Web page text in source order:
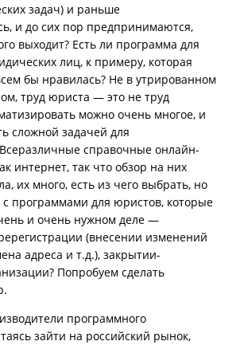
задач) и раньше
и до сих пор предпринимаются,
выходит? Есть ли программа для
лиц, к примеру, которая
бы нравилась? Не в утрированном
труд юриста — это не труд
можно очень многое, и
сложной задачей для
справочные онлайн-
интернет, так что обзор на них
их много, есть из чего выбрать, но
программами для юристов, которые
и очень нужном деле —
(внесении изменений
адреса и т.д.), закрытии-
Попробуем сделать
программного
зайти на российский рынок,